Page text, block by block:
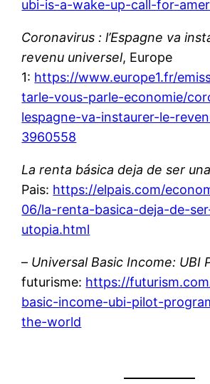
ubi-is-a-wake-up-call-for-
Coronavirus : l’Espagne va
revenu universel, Europe
1: https://www.europe1.fr/
tarle-vous-parle-economie/
lespagne-va-instaurer-le-
3960558
La renta básica deja de ser
Pais: https://elpais.com/
06/la-renta-basica-deja-de-
utopia.html
– Universal Basic Income: UBI
futurisme: https://
basic-income-ubi-pilot-
the-world